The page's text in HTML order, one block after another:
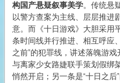
构国产悬疑叙事美学。传统悬
以警方查案为主线、层层推进
意。而《十日游戏》大胆采用
条时间线并行推进、相互呼应
之前”的犯罪线，讲述落魄游
与离家少女路婕联手策划假绑
悄然开启；另一条是“十日之